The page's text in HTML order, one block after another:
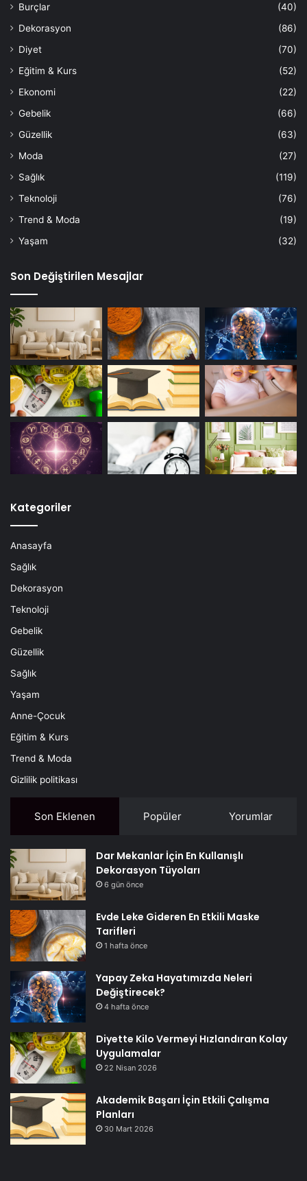
Burçlar
(40)
Dekorasyon
(86)
Diyet
(70)
Eğitim & Kurs
(52)
Ekonomi
(22)
Gebelik
(66)
Güzellik
(63)
Moda
(27)
Sağlık
(119)
Teknoloji
(76)
Trend & Moda
(19)
Yaşam
(32)
Son Değiştirilen Mesajlar
Kategoriler
Anasayfa
Sağlık
Dekorasyon
Teknoloji
Gebelik
Güzellik
Sağlık
Yaşam
Anne-Çocuk
Eğitim & Kurs
Trend & Moda
Gizlilik politikası
Son Eklenen Popüler Yorumlar
Dar Mekanlar İçin En Kullanışlı
Dekorasyon Tüyoları
6 gün önce
Evde Leke Gideren En Etkili Maske
Tarifleri
1 hafta önce
Yapay Zeka Hayatımızda Neleri
Değiştirecek?
4 hafta önce
Diyette Kilo Vermeyi Hızlandıran Kolay
Uygulamalar
22 Nisan 2026
Akademik Başarı İçin Etkili Çalışma
Planları
30 Mart 2026